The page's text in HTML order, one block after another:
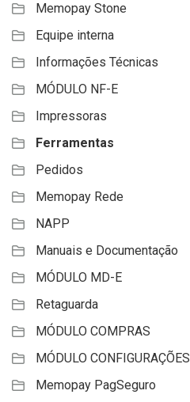
Memopay Stone
Equipe interna
Informações Técnicas
MÓDULO NF-E
Impressoras
Ferramentas
Pedidos
Memopay Rede
NAPP
Manuais e Documentação
MÓDULO MD-E
Retaguarda
MÓDULO COMPRAS
MÓDULO CONFIGURAÇÕES
Memopay PagSeguro